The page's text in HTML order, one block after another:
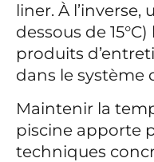
liner. À
dessous de
produits
dans le système
Maintenir la
piscine apporte
techniques